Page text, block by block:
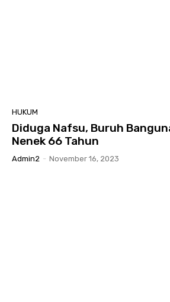
HUKUM
Diduga Nafsu, Buruh
Nenek 66 Tahun
Admin2 - November 16, 2023